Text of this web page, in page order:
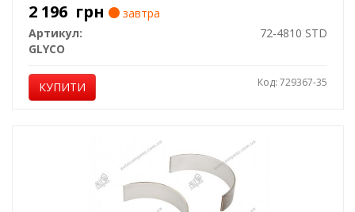
2 196 грн
завтра
Артикул:
72-4810 STD
GLYCO
КУПИТИ Код: 729367-35